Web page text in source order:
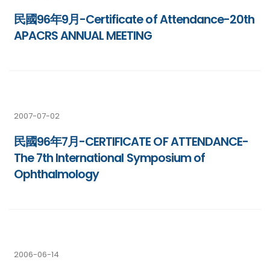
民國96年9月-Certificate of Attendance-20th
APACRS ANNUAL MEETING
2007-07-02
民國96年7月-CERTIFICATE OF ATTENDANCE-
The 7th International Symposium of
Ophthalmology
2006-06-14